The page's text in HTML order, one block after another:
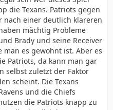
die Texans. Patriots gegen
nach einer deutlich klareren
mächtig Probleme
Brady und seine Receiver
es gewohnt ist. Aber es
Patriots, da kann man gar
selbst zuletzt der Faktor
scheint. Die Texans
und die Chiefs
die Patriots knapp zu